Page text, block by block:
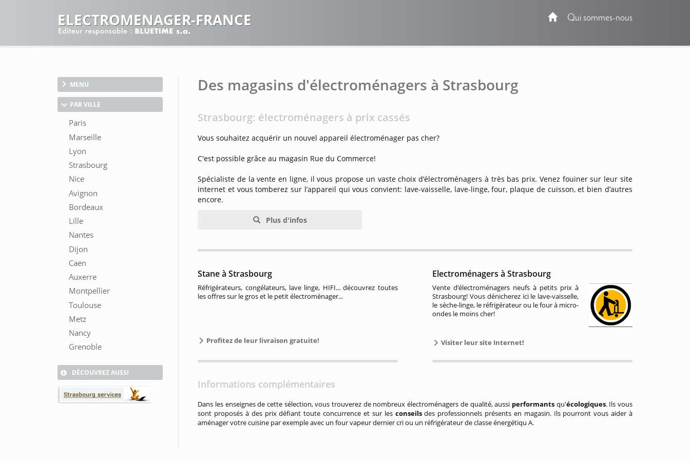
Qui sommes-nous
ELECTROMENAGER-FRANCE
MENU
PAR VILLE
DÉCOUVREZ AUSSI
Des magasins d'électroménagers à Strasbourg
Strasbourg: électroménagers à prix cassés
Vous souhaitez acquérir un nouvel appareil électroménager pas cher?
C'est possible grâce au magasin Rue du Commerce!
Spécialiste de la vente en ligne, il vous propose un vaste choix d’électroménagers à très bas prix. Venez fouiner sur leur site
internet et vous tomberez sur l’appareil qui vous convient: lave-vaisselle, lave-linge, four, plaque de cuisson, et bien d’autres
encore.
Plus d'infos
Stane à Strasbourg
Réfrigérateurs, congélateurs, lave linge, HIFI... découvrez toutes
les offres sur le gros et le petit électroménager...
Profitez de leur livraison gratuite!
Electroménagers à Strasbourg
Vente d’électroménagers neufs à petits prix à
Strasbourg! Vous dénicherez ici le lave-vaisselle,
le sèche-linge, le réfrigérateur ou le four à micro-
ondes le moins cher!
Visiter leur site Internet!
Informations complémentaires
Dans les enseignes de cette sélection, vous trouverez de nombreux électroménagers de qualité, aussi performants qu'écologiques. Ils vous
sont proposés à des prix défiant toute concurrence et sur les conseilsdes professionnels présents en magasin. Ils pourront vous aider à
aménager votre cuisine par exemple avec un four vapeur dernier cri ou un réfrigérateur de classe énergétiqu A.